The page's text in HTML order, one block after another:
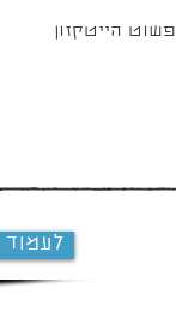
פשוט הייטקזון